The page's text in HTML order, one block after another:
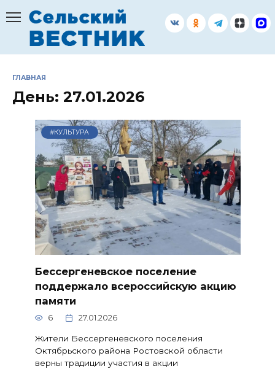
содержанию
ГЛАВНАЯ
День: 27.01.2026
#КУЛЬТУРА
Бессергеневское поселение
поддержало всероссийскую акцию
памяти
6 27.01.2026
Жители Бессергеневского поселения
Октябрьского района Ростовской области
верны традиции участия в акции